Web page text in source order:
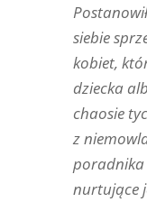
siebie
kobiet,
dziecka
chaosie
z
poradnika
nurtujące